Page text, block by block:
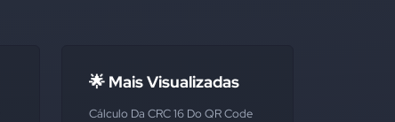
🌟 Mais Visualizadas
Cálculo Da CRC 16 Do QR Code